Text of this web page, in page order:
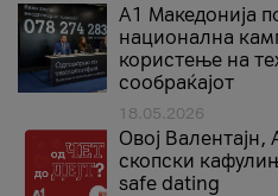
A1 Македонија
национална
користење на
сообраќајот
18.05.2026
Овој Валентајн,
скопски
safe dating